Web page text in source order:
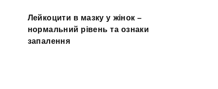
Лейкоцити в мазку у жінок –
нормальний рівень та ознаки
запалення